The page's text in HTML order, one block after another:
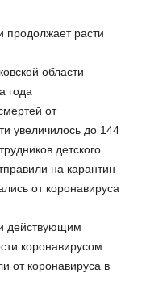
продолжает расти
области
года
от
увеличилось до 144
детского
на карантин
от коронавируса
действующим
коронавирусом
от коронавируса в